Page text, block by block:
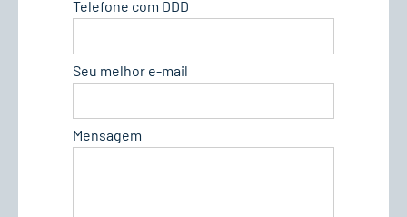
Telefone com DDD
Seu melhor e-mail
Mensagem